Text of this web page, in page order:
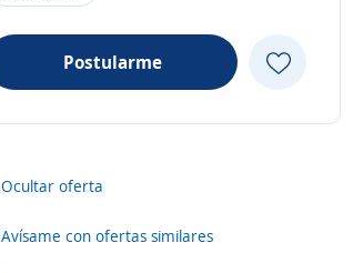
Postularme
Ocultar oferta
Avísame con ofertas similares